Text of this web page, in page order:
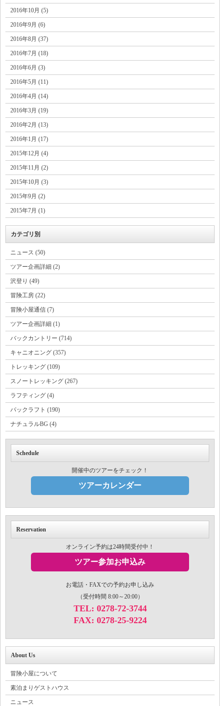
2016年10月 (5)
2016年9月 (6)
2016年8月 (37)
2016年7月 (18)
2016年6月 (3)
2016年5月 (11)
2016年4月 (14)
2016年3月 (19)
2016年2月 (13)
2016年1月 (17)
2015年12月 (4)
2015年11月 (2)
2015年10月 (3)
2015年9月 (2)
2015年7月 (1)
カテゴリ別
ニュース (50)
ツアー企画詳細 (2)
沢登り (49)
冒険工房 (22)
冒険小屋通信 (7)
ツアー企画詳細 (1)
バックカントリー (714)
キャニオニング (357)
トレッキング (109)
スノートレッキング (267)
ラフティング (4)
パックラフト (190)
ナチュラルBG (4)
Schedule
開催中のツアーをチェック！
ツアーカレンダー
Reservation
オンライン予約は24時間受付中！
ツアー参加お申込み
お電話・FAXでの予約お申し込み
（受付時間 8:00～20:00）
TEL: 0278-72-3744
FAX: 0278-25-9224
About Us
冒険小屋について
素泊まりゲストハウス
ニュース